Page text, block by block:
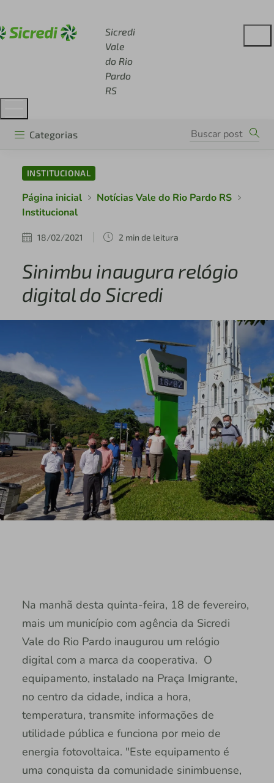
Sicredi
Vale
do Rio
Pardo
RS
Categorias
INSTITUCIONAL
Página inicial
Notícias Vale do Rio Pardo RS
Institucional
18/02/2021 2 min de leitura
Sinimbu inaugura relógio
digital do Sicredi
Na manhã desta quinta-feira, 18 de fevereiro,
mais um município com agência da Sicredi
Vale do Rio Pardo inaugurou um relógio
digital com a marca da cooperativa. O
equipamento, instalado na Praça Imigrante,
no centro da cidade, indica a hora,
temperatura, transmite informações de
utilidade pública e funciona por meio de
energia fotovoltaica. "Este equipamento é
uma conquista da comunidade sinimbuense,